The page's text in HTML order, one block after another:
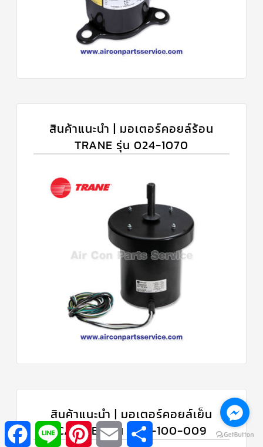
สินค้าแนะนำ | มอเตอร์คอยล์ร้อน
TRANE รุ่น 024-1070
สินค้าแนะนำ | มอเตอร์คอยล์เย็น
CARRIER รุ่น 1601-100-009
FacebookLine PinterestEmail Share